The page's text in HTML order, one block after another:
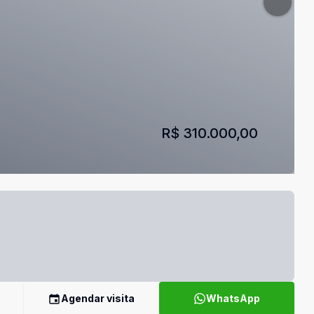
R$ 310.000,00
Agendar visita WhatsApp